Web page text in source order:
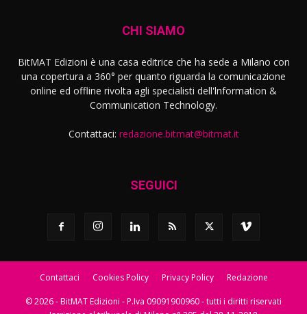
CHI SIAMO
BitMAT Edizioni è una casa editrice che ha sede a Milano con
una copertura a 360° per quanto riguarda la comunicazione
online ed offline rivolta agli specialisti dell'lnformation &
Communication Technology.
Contattaci: redazione.bitmat@bitmat.it
SEGUICI
Contattaci Cookies Policy Privacy Policy Redazione
© 2026 - BitMAT Edizioni - P.Iva 09091900960 - tutti i diritti riservati